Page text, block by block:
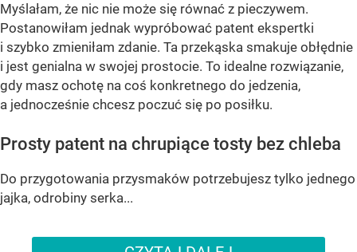
Myślałam, że nic nie może się równać z pieczywem.
Postanowiłam jednak wypróbować patent ekspertki
i szybko zmieniłam zdanie. Ta przekąska smakuje obłędnie
i jest genialna w swojej prostocie. To idealne rozwiązanie,
gdy masz ochotę na coś konkretnego do jedzenia,
a jednocześnie chcesz poczuć się po posiłku.
Prosty patent na chrupiące tosty bez chleba
Do przygotowania przysmaków potrzebujesz tylko jednego
jajka, odrobiny serka...